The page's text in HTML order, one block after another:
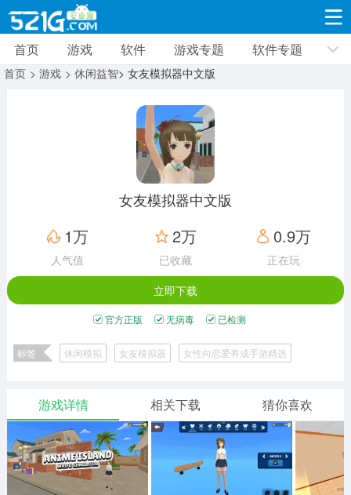
游戏 软件 游戏专题 软件专题 新闻资讯
8693款应用
动作闯关
12967款应用
赛车竞速
3632款应用
卡牌对战
2052款应用
体育运动
1280款应用
手游辅助
1959款应用
二次元
模拟经营
传奇手游
仙侠手游
485款应用
手赚网赚
绝地求生
34款应用
三国游戏
像素游戏
首页 游戏 软件 游戏专题 软件专题
首页 > 游戏 > 休闲益智> 女友模拟器中文版
女友模拟器中文版
1万
人气值
2万
已收藏
0.9万
正在玩
立即下载
官方正版 无病毒 已检测
标签 休闲模拟 女友模拟器
女性向恋爱养成手游精选
女友模拟器版本大全
女友模拟器全部版本 日式恋爱养成游戏精选
游戏详情 相关下载 猜你喜欢